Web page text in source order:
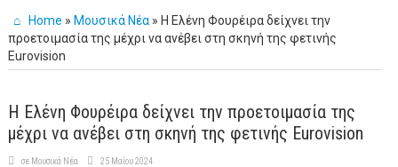
Home » Μουσικά Νέα » Η Ελένη Φουρέιρα δείχνει την
προετοιμασία της μέχρι να ανέβει στη σκηνή της φετινής
Eurovision
Η Ελένη Φουρέιρα δείχνει την προετοιμασία της
μέχρι να ανέβει στη σκηνή της φετινής Eurovision
σε Μουσικά Νέα 25 Μαΐου 2024